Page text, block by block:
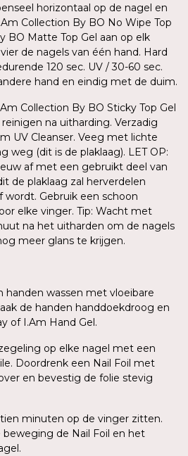
horizontaal op de nagel en
Collection By BO No Wipe Top
BO Matte Top Gel aan op elk
de nagels van één hand. Hard
120 sec. UV / 30-60 sec.
hand en eindig met de duim.
Collection By BO Sticky Top Gel
na uitharding. Verzadig
UV Cleanser. Veeg met lichte
weg (dit is de plaklaag). LET OP:
af met een gebruikt deel van
de plaklaag zal herverdelen
wordt. Gebruik een schoon
elke vinger. Tip: Wacht met
na het uitharden om de nagels
meer glans te krijgen.
handen wassen met vloeibare
de handen handdoekdroog en
of I.Am Hand Gel.
op elke nagel met een
Doordrenk een Nail Foil met
en bevestig de folie stevig
minuten op de vinger zitten.
de Nail Foil en het